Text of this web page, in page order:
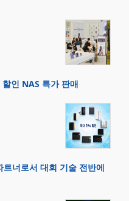
인 NAS 특가 판매
너로서 대회 기술 전반에